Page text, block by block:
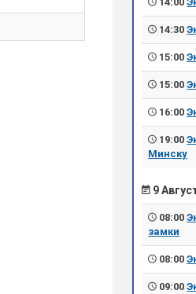
14:30
15:00
15:00
16:00
19:00
Минску
9
08:00
замки
08:00
09:00